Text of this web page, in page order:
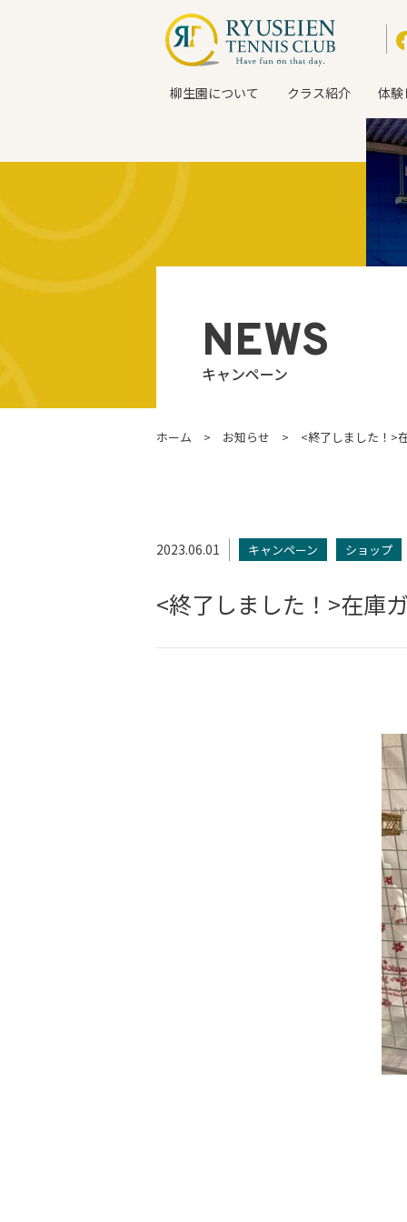
柳生園について クラス紹介 体験
NEWS
キャンペーン
ホーム お知らせ <終了しました！>
2023.06.01 キャンペーン ショップ
<終了しました！>在庫